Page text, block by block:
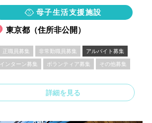
母子生活支援施設
東京都（住所非公開）
正職員募集 非常勤職員募集 アルバイト募集
インターン募集 ボランティア募集 その他募集
詳細を見る